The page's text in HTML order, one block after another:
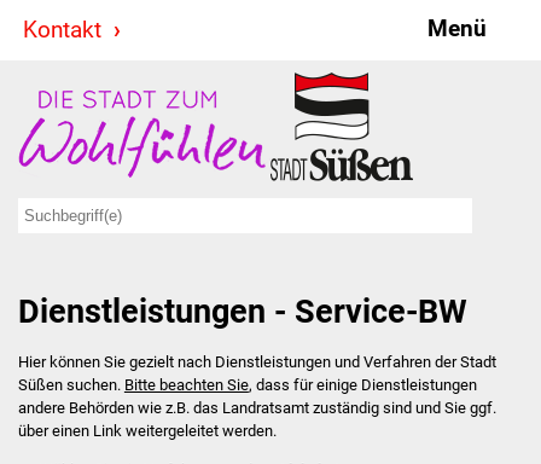
Kontakt Menü
Stadt & Politik
Bürgermeister
Ausschüsse
Ratsinformationssystem
Jugendbeirat
Dienstleistungen - Service-BW
Hier können Sie gezielt nach Dienstleistungen und Verfahren der Stadt
Süßen suchen. Bitte beachten Sie, dass für einige Dienstleistungen
andere Behörden wie z.B. das Landratsamt zuständig sind und Sie ggf.
über einen Link weitergeleitet werden.